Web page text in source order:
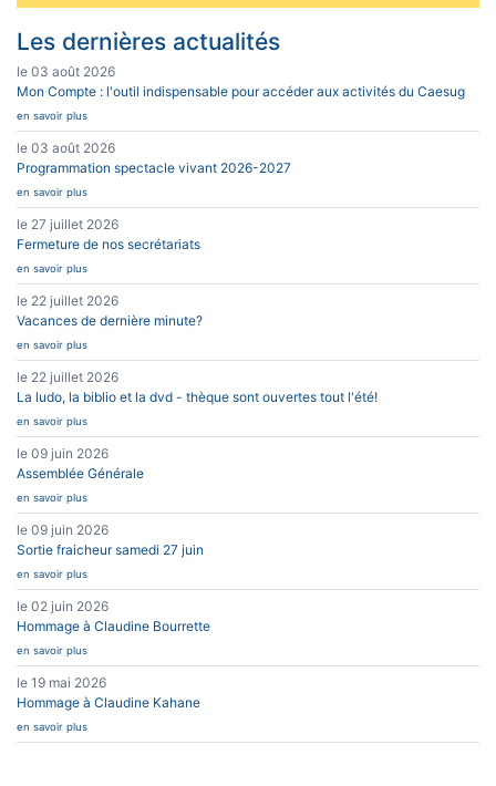
Les dernières actualités
le 03 août 2026
Mon Compte : l'outil indispensable pour accéder aux activités du Caesug
en savoir plus
le 03 août 2026
Programmation spectacle vivant 2026-2027
en savoir plus
le 27 juillet 2026
Fermeture de nos secrétariats
en savoir plus
le 22 juillet 2026
Vacances de dernière minute?
en savoir plus
le 22 juillet 2026
La ludo, la biblio et la dvd - thèque sont ouvertes tout l'été!
en savoir plus
le 09 juin 2026
Assemblée Générale
en savoir plus
le 09 juin 2026
Sortie fraicheur samedi 27 juin
en savoir plus
le 02 juin 2026
Hommage à Claudine Bourrette
en savoir plus
le 19 mai 2026
Hommage à Claudine Kahane
en savoir plus